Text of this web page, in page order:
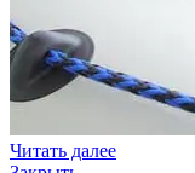
Читать далее